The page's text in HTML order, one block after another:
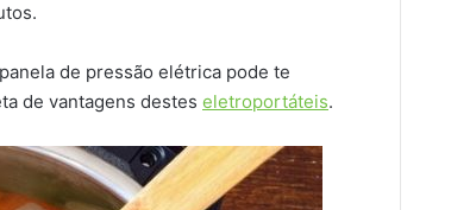
de pressão elétrica pode te
de vantagens destes eletroportáteis.